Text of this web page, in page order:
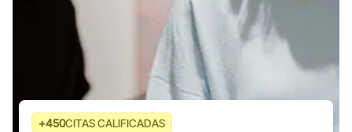
+450CITAS CALIFICADAS